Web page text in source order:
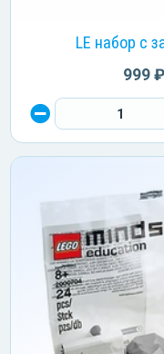
LE набор с
999 ₽